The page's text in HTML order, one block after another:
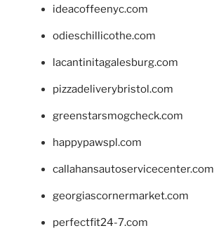
ideacoffeenyc.com
odieschillicothe.com
lacantinitagalesburg.com
pizzadeliverybristol.com
greenstarsmogcheck.com
happypawspl.com
callahansautoservicecenter.com
georgiascornermarket.com
perfectfit24-7.com